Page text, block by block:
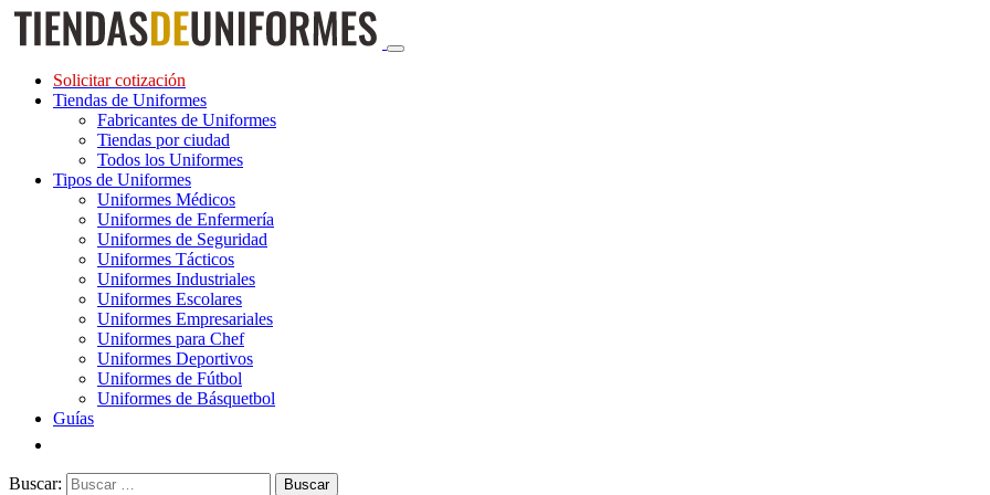
Solicitar cotización
Tiendas de Uniformes
Fabricantes de Uniformes
Tiendas por ciudad
Todos los Uniformes
Tipos de Uniformes
Uniformes Médicos
Uniformes de Enfermería
Uniformes de Seguridad
Uniformes Tácticos
Uniformes Industriales
Uniformes Escolares
Uniformes Empresariales
Uniformes para Chef
Uniformes Deportivos
Uniformes de Fútbol
Uniformes de Básquetbol
Guías
Buscar: